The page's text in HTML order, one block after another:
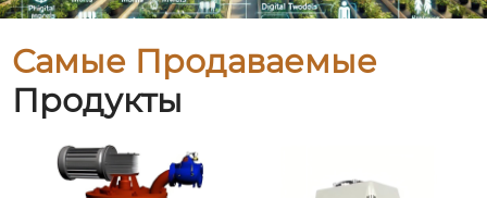
Самые Продаваемые
Продукты